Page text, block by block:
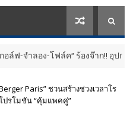
อง-โฟล์ค” ร้องจ๊าก!! อุปกรณ์ม่วนจ
Paris” ชวนสร้างช่วงเวลาโร
รโมชัน “คุ้มแพคคู่”